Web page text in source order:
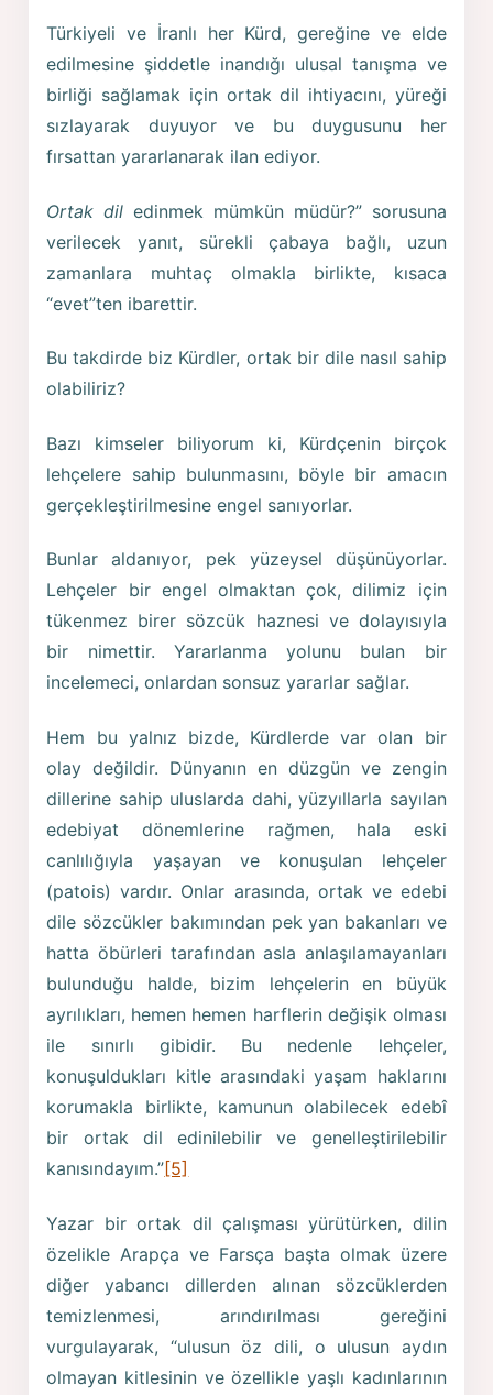
Türkiyeli ve İranlı her Kürd, gereğine ve elde
edilmesine şiddetle inandığı ulusal tanışma ve
birliği sağlamak için ortak dil ihtiyacını, yüreği
sızlayarak duyuyor ve bu duygusunu her
fırsattan yararlanarak ilan ediyor.
Ortak dil edinmek mümkün müdür?” sorusuna
verilecek yanıt, sürekli çabaya bağlı, uzun
zamanlara muhtaç olmakla birlikte, kısaca
“evet”ten ibarettir.
Bu takdirde biz Kürdler, ortak bir dile nasıl sahip
olabiliriz?
Bazı kimseler biliyorum ki, Kürdçenin birçok
lehçelere sahip bulunmasını, böyle bir amacın
gerçekleştirilmesine engel sanıyorlar.
Bunlar aldanıyor, pek yüzeysel düşünüyorlar.
Lehçeler bir engel olmaktan çok, dilimiz için
tükenmez birer sözcük haznesi ve dolayısıyla
bir nimettir. Yararlanma yolunu bulan bir
incelemeci, onlardan sonsuz yararlar sağlar.
Hem bu yalnız bizde, Kürdlerde var olan bir
olay değildir. Dünyanın en düzgün ve zengin
dillerine sahip uluslarda dahi, yüzyıllarla sayılan
edebiyat dönemlerine rağmen, hala eski
canlılığıyla yaşayan ve konuşulan lehçeler
(patois) vardır. Onlar arasında, ortak ve edebi
dile sözcükler bakımından pek yan bakanları ve
hatta öbürleri tarafından asla anlaşılamayanları
bulunduğu halde, bizim lehçelerin en büyük
ayrılıkları, hemen hemen harflerin değişik olması
ile sınırlı gibidir. Bu nedenle lehçeler,
konuşuldukları kitle arasındaki yaşam haklarını
korumakla birlikte, kamunun olabilecek edebî
bir ortak dil edinilebilir ve genelleştirilebilir
kanısındayım.”[5]
Yazar bir ortak dil çalışması yürütürken, dilin
özelikle Arapça ve Farsça başta olmak üzere
diğer yabancı dillerden alınan sözcüklerden
temizlenmesi, arındırılması gereğini
vurgulayarak, “ulusun öz dili, o ulusun aydın
olmayan kitlesinin ve özellikle yaşlı kadınlarının